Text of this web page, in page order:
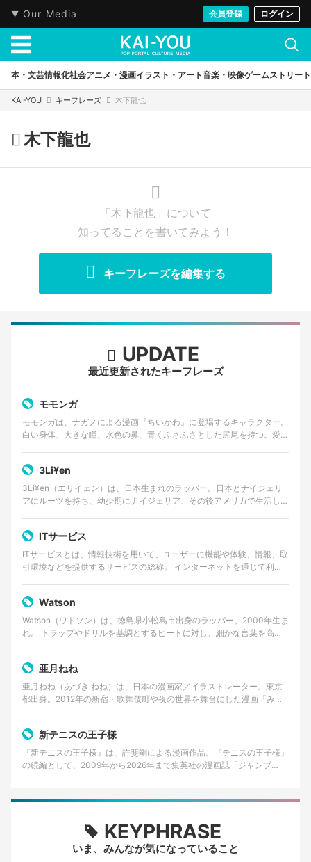
Our Media 会員登録 ログイン
本・文芸情報化社会アニメ・漫画イラスト・アート音楽・映像ゲームストリート
KAI-YOU キーフレーズ 木下龍也
木下龍也
「木下龍也」について
知ってることを書いてみよう！
キーフレーズを編集する
UPDATE
最近更新されたキーフレーズ
モモンガ
モモンガは、ナガノによる漫画『ちいかわ』に登場するキャラクター。
白い身体、大きな瞳、水色の鼻、青くふさふさとした尻尾を持つ。愛ら
3Li¥en
3Li¥en（エリイェン）は、日本生まれのラッパー。日本とナイジェリ
アにルーツを持ち、幼少期にナイジェリア、その後アメリカで生活した
ITサービス
ITサービスとは、情報技術を用いて、ユーザーに機能や体験、情報、取
引環境などを提供するサービスの総称。 インターネットを通じて利用
Watson
Watson（ワトソン）は、徳島県小松島市出身のラッパー。2000年生ま
れ。 トラップやドリルを基調とするビートに対し、細かな言葉を高速
亜月ねね
亜月ねね（あづき ねね）は、日本の漫画家／イラストレーター。東京
都出身。2012年の新宿・歌舞伎町や夜の世界を舞台にした漫画『みい
新テニスの王子様
『新テニスの王子様』は、許斐剛による漫画作品。『テニスの王子様』
の続編として、2009年から2026年まで集英社の漫画誌「ジャンプ
KEYPHRASE
いま、みんなが気になっていること